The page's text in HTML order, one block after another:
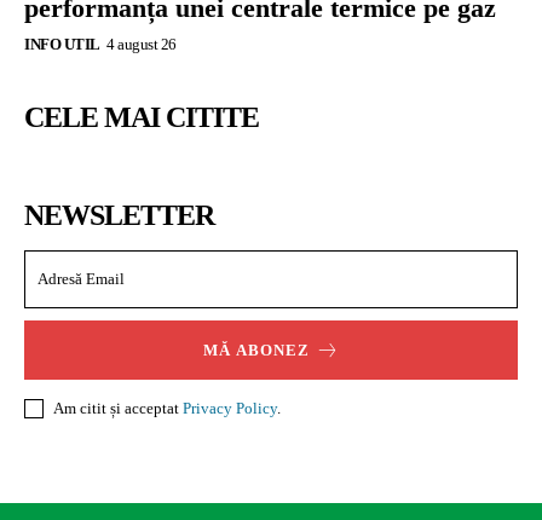
performanța unei centrale termice pe gaz
INFO UTIL 4 august 26
CELE MAI CITITE
NEWSLETTER
MĂ ABONEZ
Am citit și acceptat Privacy Policy.